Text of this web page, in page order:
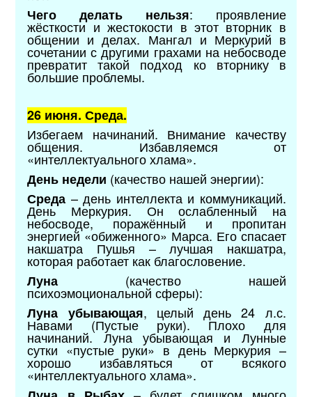
Чего делать нельзя: проявление
жёсткости и жестокости в этот вторник в
общении и делах. Мангал и Меркурий в
сочетании с другими грахами на небосводе
превратит такой подход ко вторнику в
большие проблемы.
26 июня. Среда.
Избегаем начинаний. Внимание качеству
общения. Избавляемся от
«интеллектуального хлама».
День недели (качество нашей энергии):
Среда – день интеллекта и коммуникаций.
День Меркурия. Он ослабленный на
небосводе, поражённый и пропитан
энергией «обиженного» Марса. Его спасает
накшатра Пушья – лучшая накшатра,
которая работает как благословение.
Луна (качество нашей
психоэмоциональной сферы):
Луна убывающая, целый день 24 л.с.
Навами (Пустые руки). Плохо для
начинаний. Луна убывающая и Лунные
сутки «пустые руки» в день Меркурия –
хорошо избавляться от всякого
«интеллектуального хлама».